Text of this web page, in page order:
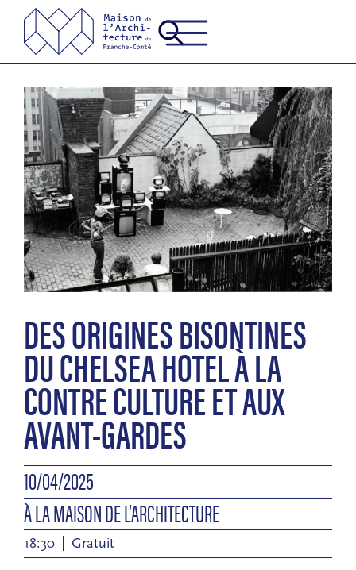
DES ORIGINES BISONTINES
DU CHELSEA HOTEL À LA
CONTRE CULTURE ET AUX
AVANT-GARDES
10/04/2025
À LA MAISON DE L’ARCHITECTURE
18:30 Gratuit